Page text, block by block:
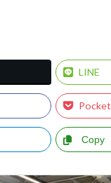
LINE
Pocket
Copy